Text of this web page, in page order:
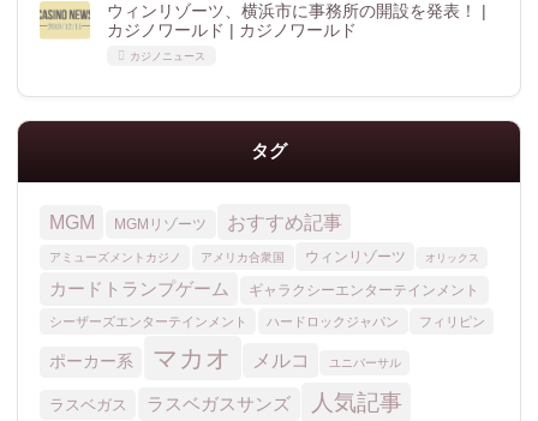
ウィンリゾーツ、横浜市に事務所の開設を発表！ |
カジノワールド | カジノワールド
カジノニュース
タグ